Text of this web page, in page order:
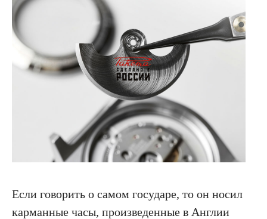
Если говорить о самом государе, то он носил
карманные часы, произведенные в Англии
Я подтверждаю свое согласие с политикой
конфиденциальности, политикой обработки
персональных данных и получением рекламы
ПОДПИСАТЬСЯ